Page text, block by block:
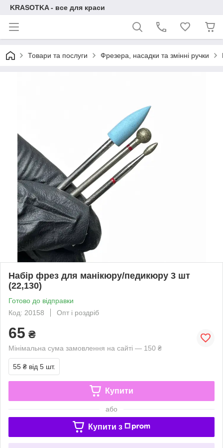
KRASOTKA - все для краси
Товари та послуги Фрезера, насадки та змінні ручки
Набір фрез для манікюру/педикюру 3 шт
(22,130)
Готово до відправки
Код: 20158
Опт і роздріб
65 ₴
Мінімальна сума замовлення на сайті — 150 ₴
55 ₴ від 5 шт.
Купити
або
Купити з